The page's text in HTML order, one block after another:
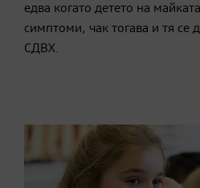
едва когато детето на
симптоми, чак тогава и тя се
СДВХ.